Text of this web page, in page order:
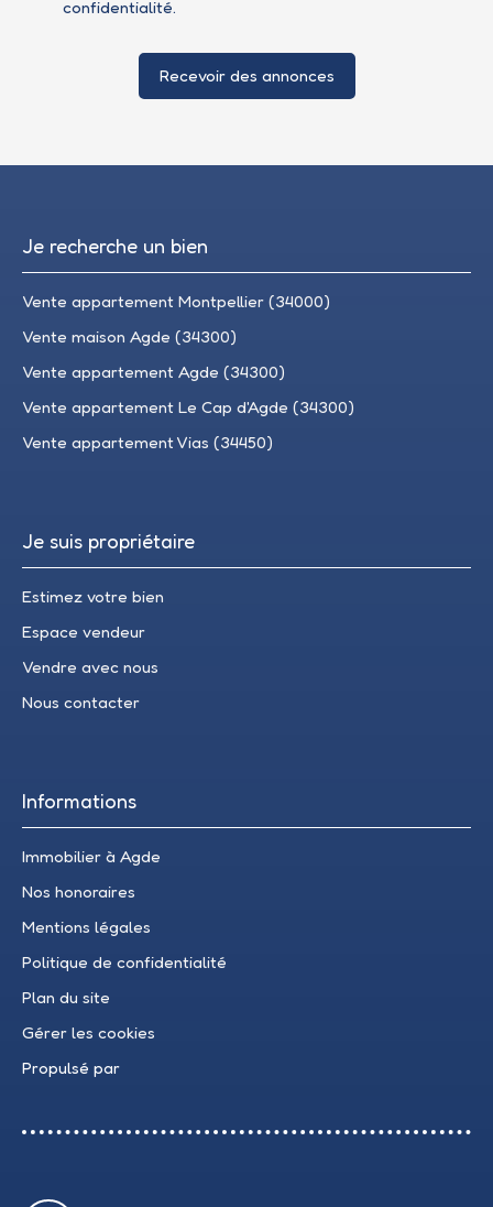
confidentialité.
Recevoir des annonces
Je recherche un bien
Vente appartement Montpellier (34000)
Vente maison Agde (34300)
Vente appartement Agde (34300)
Vente appartement Le Cap d'Agde (34300)
Vente appartement Vias (34450)
Je suis propriétaire
Estimez votre bien
Espace vendeur
Vendre avec nous
Nous contacter
Informations
Immobilier à Agde
Nos honoraires
Mentions légales
Politique de confidentialité
Plan du site
Gérer les cookies
Propulsé par